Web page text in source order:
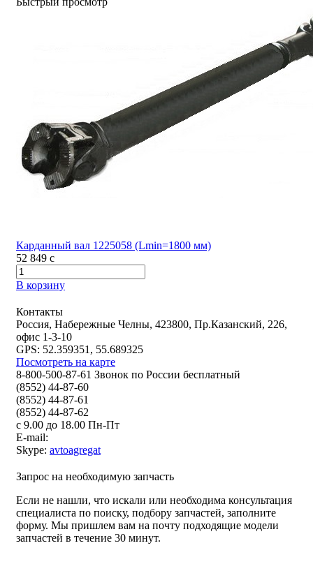
Карданный вал 1225058 (Lmin=1800 мм)
52 849 c
В корзину
Контакты
Россия, Набережные Челны, 423800, Пр.Казанский, 226,
офис 1-3-10
GPS: 52.359351, 55.689325
Посмотреть на карте
8-800-500-87-61 Звонок по России бесплатный
(8552) 44-87-60
(8552) 44-87-61
(8552) 44-87-62
с 9.00 до 18.00 Пн-Пт
E-mail:
Skype: avtoagregat
Запрос на необходимую запчасть
Если не нашли, что искали или необходима консультация
специалиста по поиску, подбору запчастей, заполните
форму. Мы пришлем вам на почту подходящие модели
запчастей в течение 30 минут.